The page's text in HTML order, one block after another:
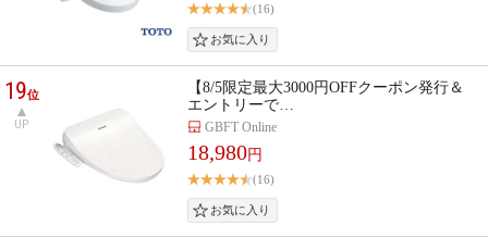
(16)
19位
UP
【8/5限定最大3000円OFFクーポン発行＆
エントリーで…
GBFT Online
18,980円
(16)